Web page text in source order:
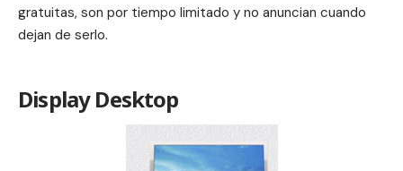
gratuitas, son por tiempo limitado y no anuncian cuando
dejan de serlo.
Display Desktop